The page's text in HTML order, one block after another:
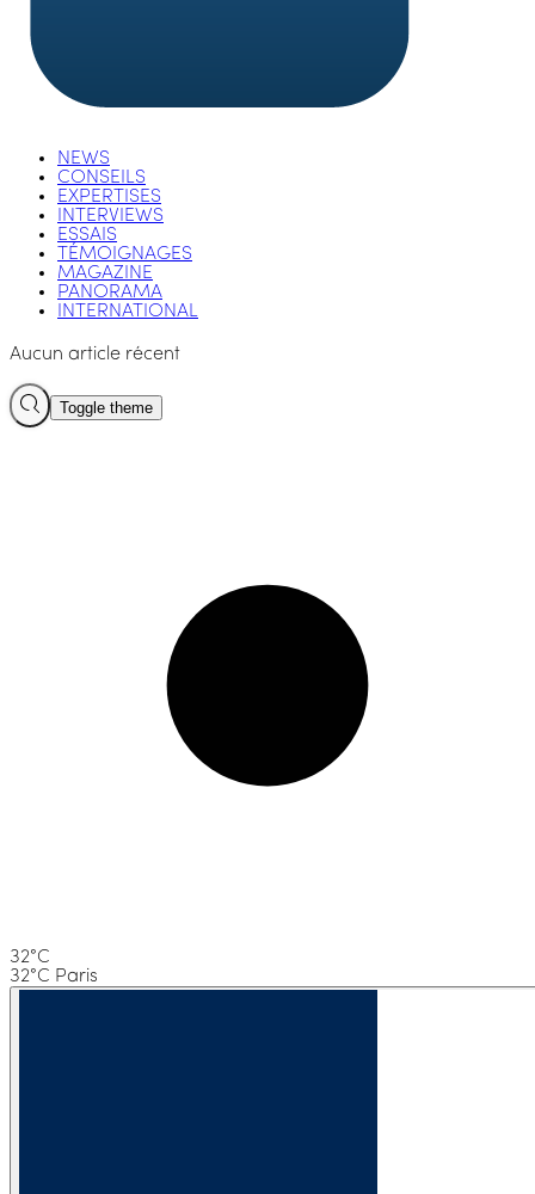
NEWS
CONSEILS
EXPERTISES
INTERVIEWS
ESSAIS
TÉMOIGNAGES
MAGAZINE
PANORAMA
INTERNATIONAL
Aucun article récent
Toggle theme
32°C
32°C Paris